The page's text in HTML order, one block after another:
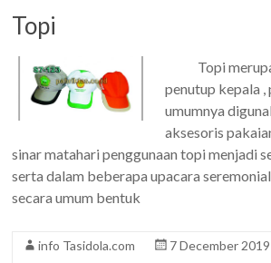
Topi
Topi
penutup kepala ,
umumnya
aksesoris
sinar matahari penggunaan topi menjadi
serta dalam beberapa upacara seremonial
secara umum bentuk
info Tasidola.com
7 December 2019